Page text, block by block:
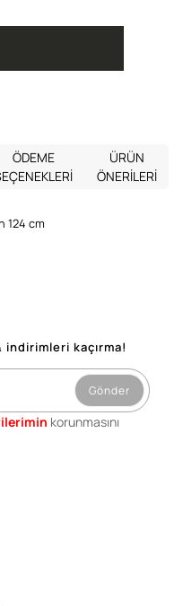
ÖDEME
ÜRÜN
ÖNERILERI
124 cm
kaçırma!
Gönder
korunmasını